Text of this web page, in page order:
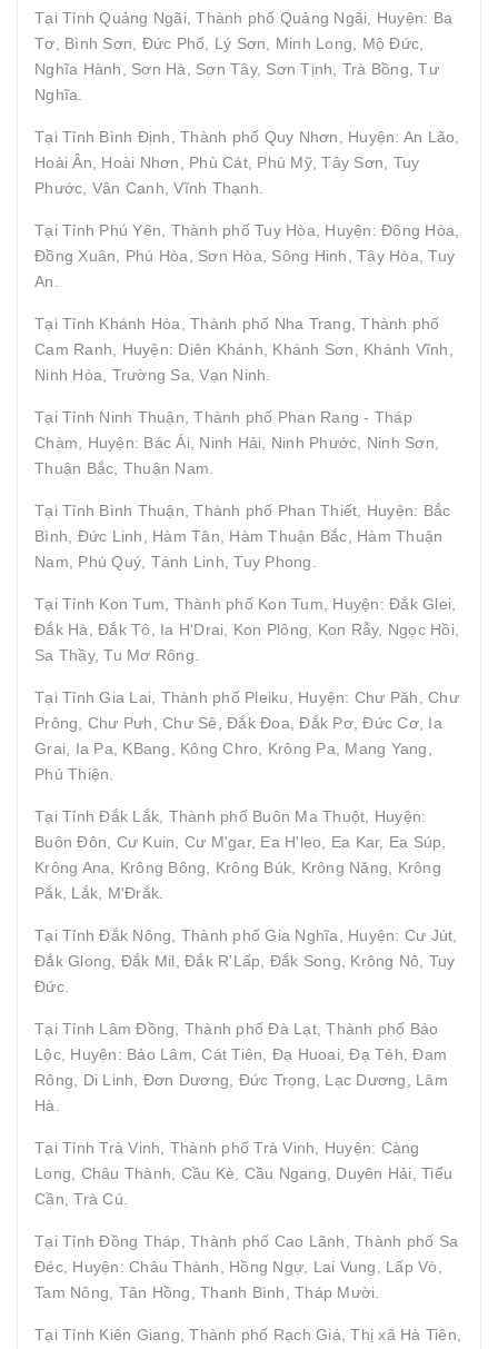
Tại Tỉnh Quảng Ngãi, Thành phố Quảng Ngãi, Huyện: Ba
Tơ, Bình Sơn, Đức Phổ, Lý Sơn, Minh Long, Mộ Đức,
Nghĩa Hành, Sơn Hà, Sơn Tây, Sơn Tịnh, Trà Bồng, Tư
Nghĩa.
Tại Tỉnh Bình Định, Thành phố Quy Nhơn, Huyện: An Lão,
Hoài Ân, Hoài Nhơn, Phù Cát, Phù Mỹ, Tây Sơn, Tuy
Phước, Vân Canh, Vĩnh Thạnh.
Tại Tỉnh Phú Yên, Thành phố Tuy Hòa, Huyện: Đông Hòa,
Đồng Xuân, Phú Hòa, Sơn Hòa, Sông Hinh, Tây Hòa, Tuy
An.
Tại Tỉnh Khánh Hòa, Thành phố Nha Trang, Thành phố
Cam Ranh, Huyện: Diên Khánh, Khánh Sơn, Khánh Vĩnh,
Ninh Hòa, Trường Sa, Vạn Ninh.
Tại Tỉnh Ninh Thuận, Thành phố Phan Rang - Tháp
Chàm, Huyện: Bác Ái, Ninh Hải, Ninh Phước, Ninh Sơn,
Thuận Bắc, Thuận Nam.
Tại Tỉnh Bình Thuận, Thành phố Phan Thiết, Huyện: Bắc
Bình, Đức Linh, Hàm Tân, Hàm Thuận Bắc, Hàm Thuận
Nam, Phú Quý, Tánh Linh, Tuy Phong.
Tại Tỉnh Kon Tum, Thành phố Kon Tum, Huyện: Đắk Glei,
Đắk Hà, Đắk Tô, Ia H'Drai, Kon Plông, Kon Rẫy, Ngọc Hồi,
Sa Thầy, Tu Mơ Rông.
Tại Tỉnh Gia Lai, Thành phố Pleiku, Huyện: Chư Păh, Chư
Prông, Chư Pưh, Chư Sê, Đắk Đoa, Đắk Pơ, Đức Cơ, Ia
Grai, Ia Pa, KBang, Kông Chro, Krông Pa, Mang Yang,
Phú Thiện.
Tại Tỉnh Đắk Lắk, Thành phố Buôn Ma Thuột, Huyện:
Buôn Đôn, Cư Kuin, Cư M'gar, Ea H'leo, Ea Kar, Ea Súp,
Krông Ana, Krông Bông, Krông Búk, Krông Năng, Krông
Pắk, Lắk, M'Đrắk.
Tại Tỉnh Đắk Nông, Thành phố Gia Nghĩa, Huyện: Cư Jút,
Đắk Glong, Đắk Mil, Đắk R'Lấp, Đắk Song, Krông Nô, Tuy
Đức.
Tại Tỉnh Lâm Đồng, Thành phố Đà Lạt, Thành phố Bảo
Lộc, Huyện: Bảo Lâm, Cát Tiên, Đạ Huoai, Đạ Tẻh, Đam
Rông, Di Linh, Đơn Dương, Đức Trọng, Lạc Dương, Lâm
Hà.
Tại Tỉnh Trà Vinh, Thành phố Trà Vinh, Huyện: Càng
Long, Châu Thành, Cầu Kè, Cầu Ngang, Duyên Hải, Tiểu
Cần, Trà Cú.
Tại Tỉnh Đồng Tháp, Thành phố Cao Lãnh, Thành phố Sa
Đéc, Huyện: Châu Thành, Hồng Ngự, Lai Vung, Lấp Vò,
Tam Nông, Tân Hồng, Thanh Bình, Tháp Mười.
Tại Tỉnh Kiên Giang, Thành phố Rạch Giá, Thị xã Hà Tiên,